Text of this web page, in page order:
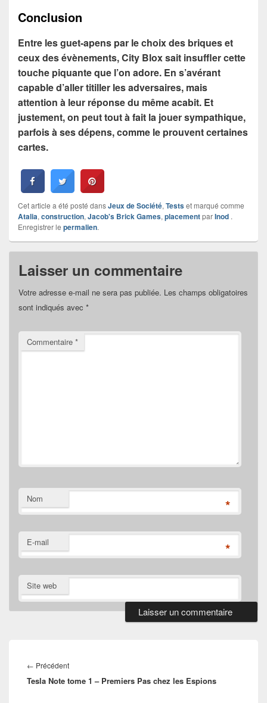
Conclusion
Entre les guet-apens par le choix des briques et
ceux des évènements, City Blox sait insuffler cette
touche piquante que l’on adore. En s’avérant
capable d’aller titiller les adversaires, mais
attention à leur réponse du même acabit. Et
justement, on peut tout à fait la jouer sympathique,
parfois à ses dépens, comme le prouvent certaines
cartes.
Cet article a été posté dansJeux de Société, Testset marqué comme
Atalia, construction, Jacob's Brick Games, placementparInod .
Enregistrer le permalien.
Laisser un commentaire
Votre adresse e-mail ne sera pas publiée. Les champs obligatoires
sont indiqués avec *
Commentaire *
Nom *
E-mail *
Site web
de
l’article
← PrécédentArticle
précédent :
Tesla Note tome 1 – Premiers Pas chez les Espions